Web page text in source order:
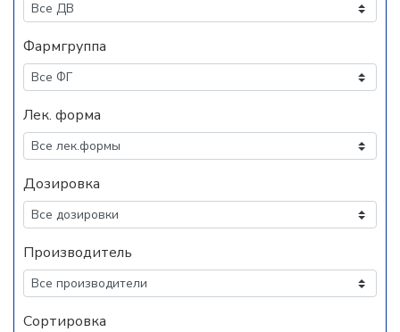
Фармгруппа
Лек. форма
Дозировка
Производитель
Сортировка